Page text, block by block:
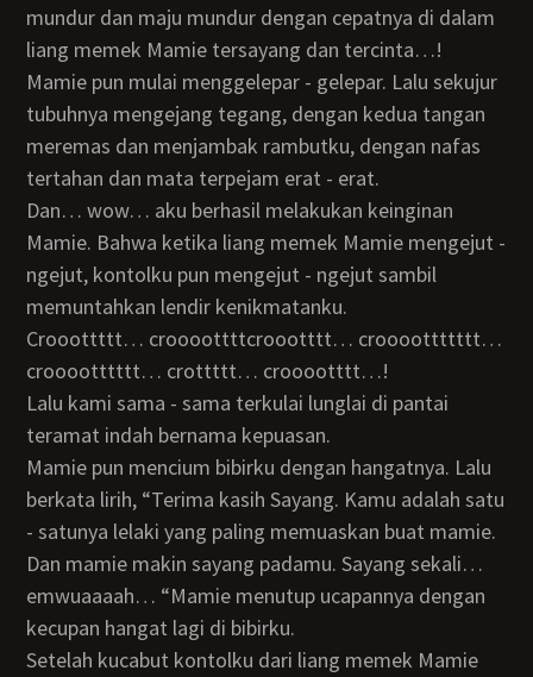
mundur dan maju mundur dengan cepatnya di dalam
liang memek Mamie tersayang dan tercinta…!
Mamie pun mulai menggelepar - gelepar. Lalu sekujur
tubuhnya mengejang tegang, dengan kedua tangan
meremas dan menjambak rambutku, dengan nafas
tertahan dan mata terpejam erat - erat.
Dan… wow… aku berhasil melakukan keinginan
Mamie. Bahwa ketika liang memek Mamie mengejut -
ngejut, kontolku pun mengejut - ngejut sambil
memuntahkan lendir kenikmatanku.
Crooottttt… croooottttcroootttt… croooottttttt…
crooootttttt… crottttt… crooootttt…!
Lalu kami sama - sama terkulai lunglai di pantai
teramat indah bernama kepuasan.
Mamie pun mencium bibirku dengan hangatnya. Lalu
berkata lirih, “Terima kasih Sayang. Kamu adalah satu
- satunya lelaki yang paling memuaskan buat mamie.
Dan mamie makin sayang padamu. Sayang sekali…
emwuaaaah… “Mamie menutup ucapannya dengan
kecupan hangat lagi di bibirku.
Setelah kucabut kontolku dari liang memek Mamie